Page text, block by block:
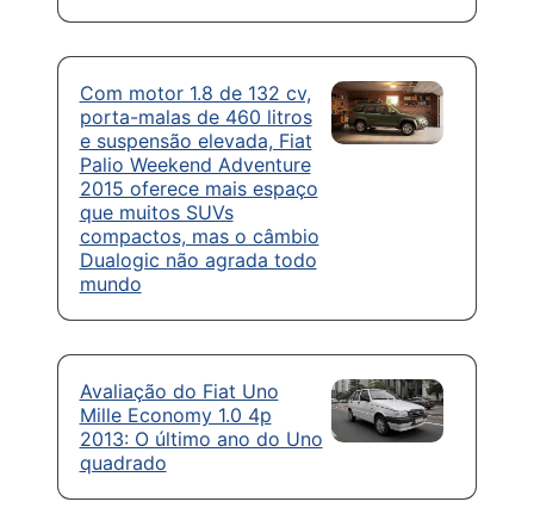
Com motor 1.8 de 132 cv,
porta-malas de 460 litros
e suspensão elevada, Fiat
Palio Weekend Adventure
2015 oferece mais espaço
que muitos SUVs
compactos, mas o câmbio
Dualogic não agrada todo
mundo
Avaliação do Fiat Uno
Mille Economy 1.0 4p
2013: O último ano do Uno
quadrado